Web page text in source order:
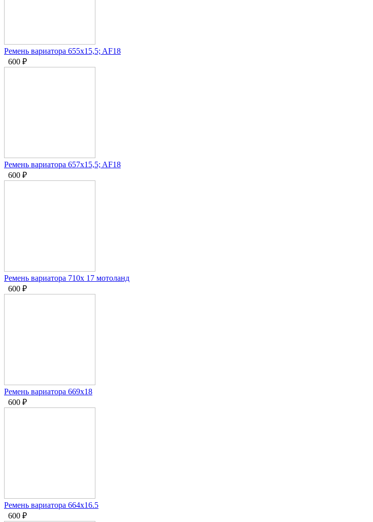
Ремень вариатора 655x15,5; AF18
600 ₽
Ремень вариатора 657x15,5; AF18
600 ₽
Ремень вариатора 710х 17 мотоланд
600 ₽
Ремень вариатора 669x18
600 ₽
Ремень вариатора 664х16.5
600 ₽